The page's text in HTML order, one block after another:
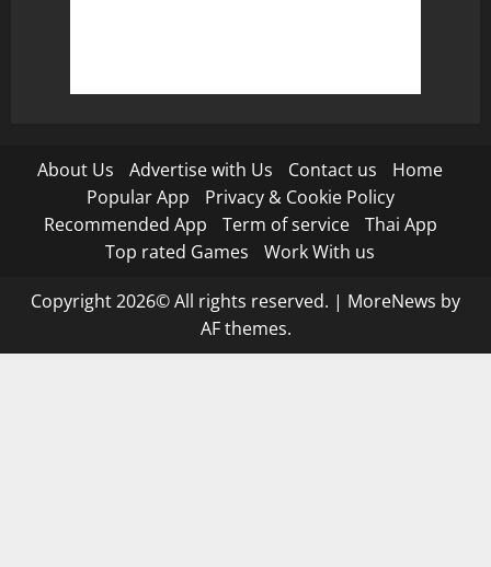
About Us Advertise with Us Contact us
Home
Popular App
Privacy & Cookie Policy
Recommended App
Term of service
Thai App
Top rated Games
Work With us
Copyright 2026© All rights reserved. | MoreNews by
AF themes.